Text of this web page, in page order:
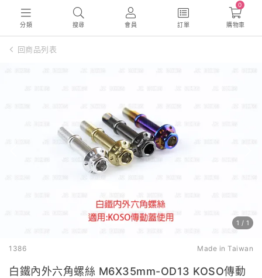
分類 搜尋 會員 訂單
0
購物車
回商品列表
1 / 1
1386 Made in Taiwan
白鐵內外六角螺絲 M6X35mm-OD13 KOSO傳動